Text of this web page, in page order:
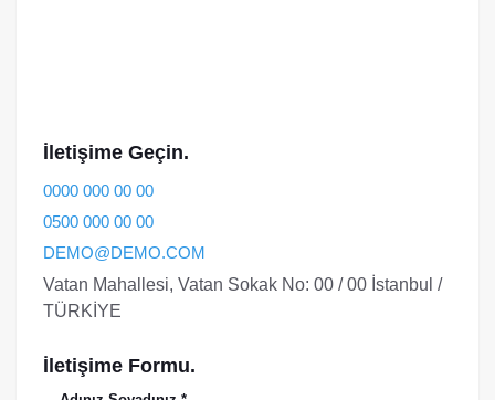
İletişime Geçin.
0000 000 00 00
0500 000 00 00
DEMO@DEMO.COM
Vatan Mahallesi, Vatan Sokak No: 00 / 00 İstanbul /
TÜRKİYE
İletişime Formu.